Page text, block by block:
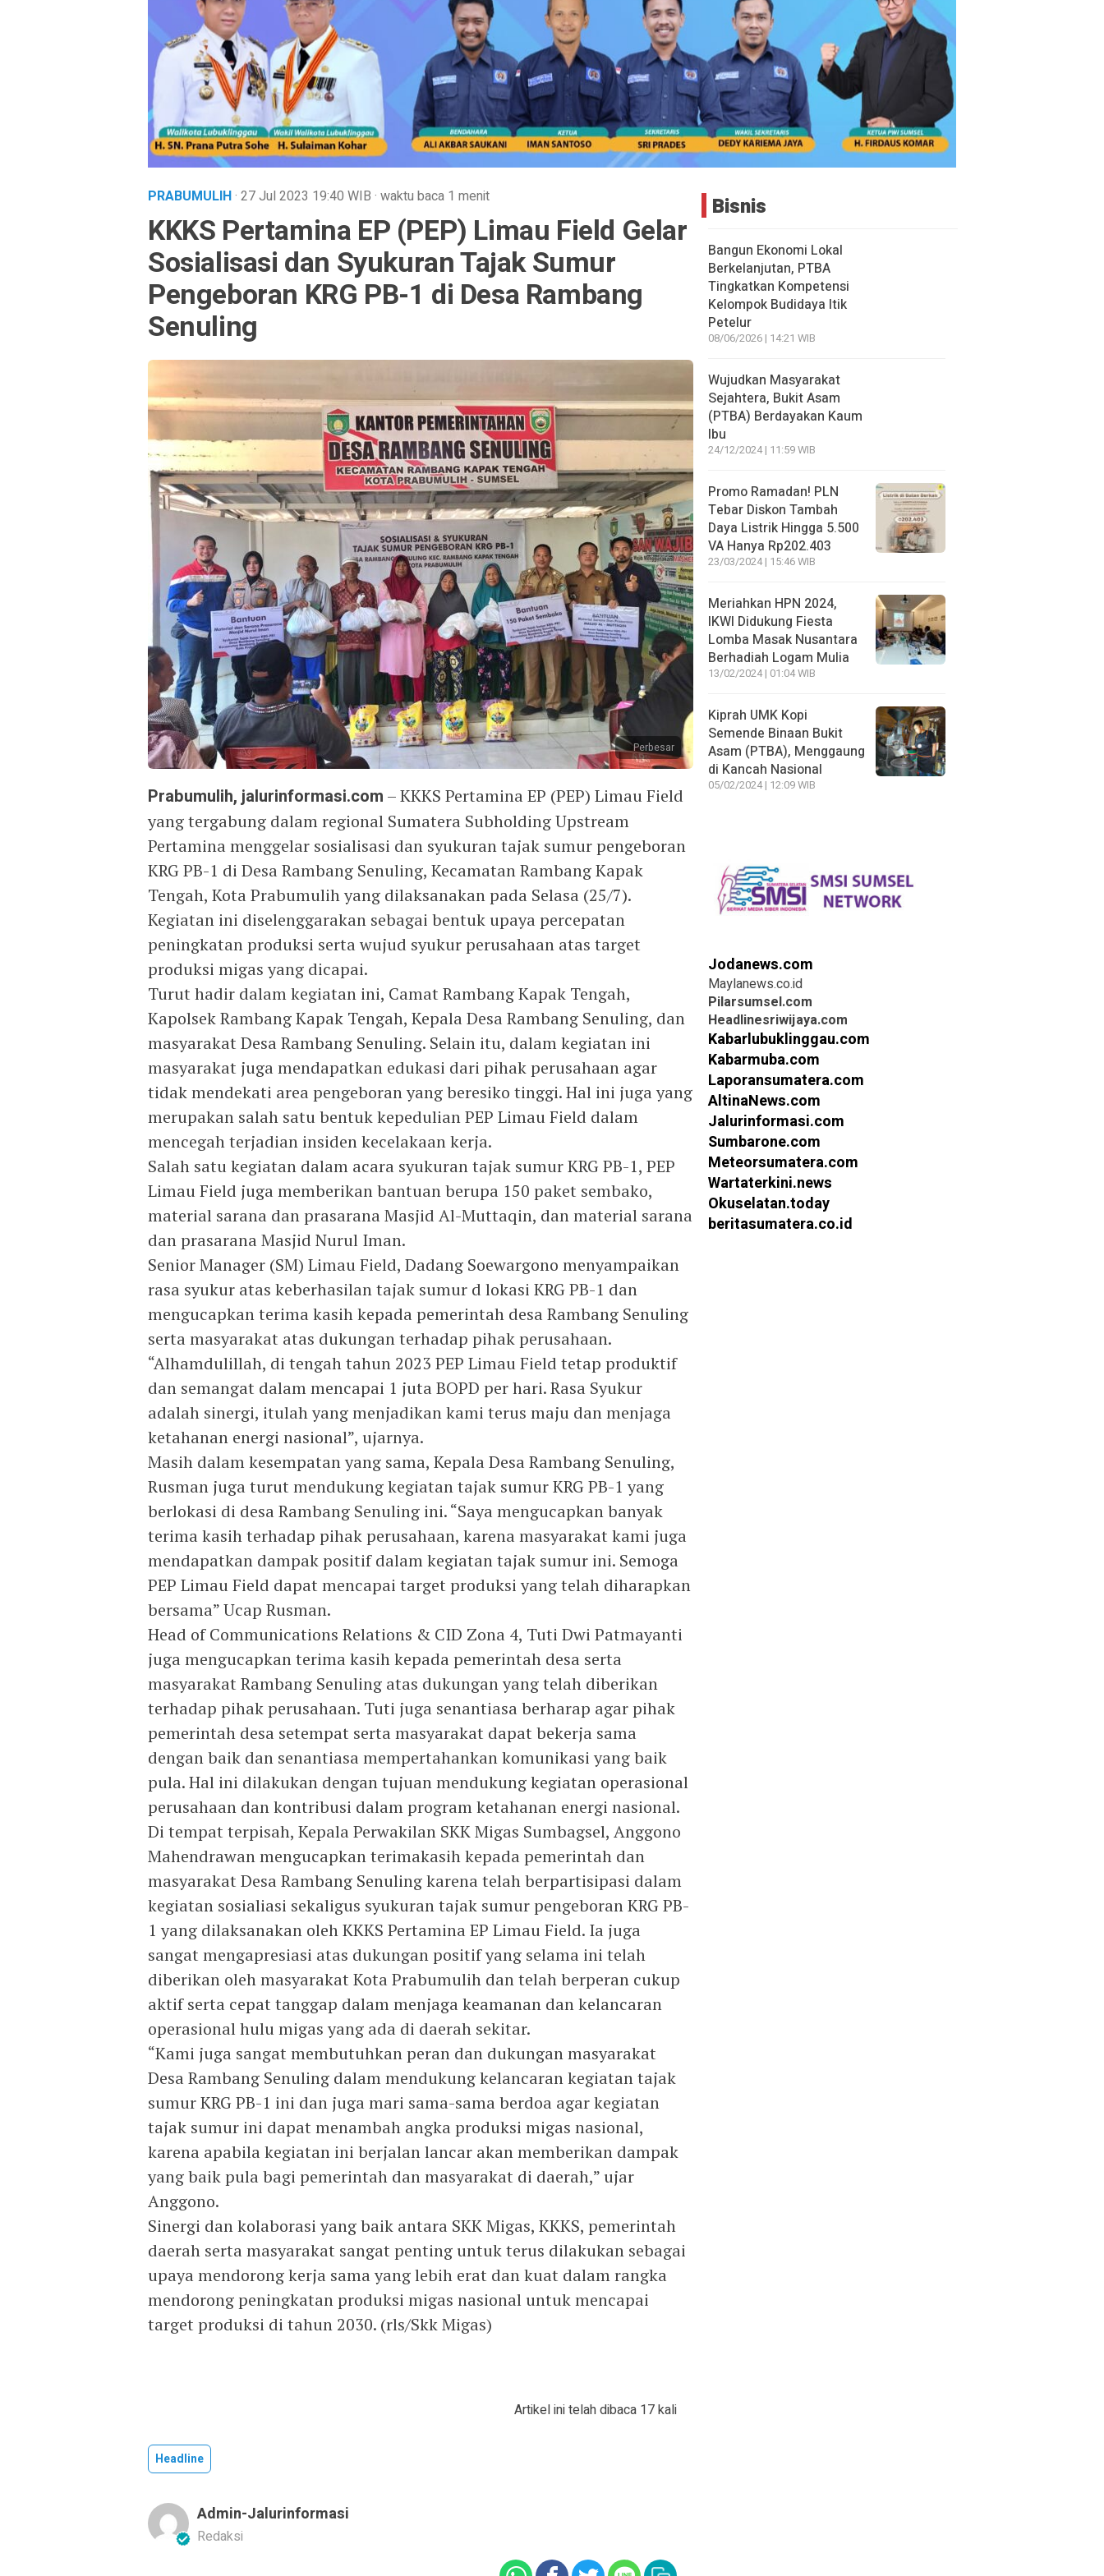
PRABUMULIH· 27 Jul 2023 19:40 WIB · waktu baca 1 menit
KKKS Pertamina EP (PEP) Limau Field Gelar
Sosialisasi dan Syukuran Tajak Sumur
Pengeboran KRG PB-1 di Desa Rambang
Senuling
Perbesar
Prabumulih, jalurinformasi.com – KKKS Pertamina EP (PEP) Limau Field
yang tergabung dalam regional Sumatera Subholding Upstream
Pertamina menggelar sosialisasi dan syukuran tajak sumur pengeboran
KRG PB-1 di Desa Rambang Senuling, Kecamatan Rambang Kapak
Tengah, Kota Prabumulih yang dilaksanakan pada Selasa (25/7).
Kegiatan ini diselenggarakan sebagai bentuk upaya percepatan
peningkatan produksi serta wujud syukur perusahaan atas target
produksi migas yang dicapai.
Turut hadir dalam kegiatan ini, Camat Rambang Kapak Tengah,
Kapolsek Rambang Kapak Tengah, Kepala Desa Rambang Senuling, dan
masyarakat Desa Rambang Senuling. Selain itu, dalam kegiatan ini
masyarakat juga mendapatkan edukasi dari pihak perusahaan agar
tidak mendekati area pengeboran yang beresiko tinggi. Hal ini juga yang
merupakan salah satu bentuk kepedulian PEP Limau Field dalam
mencegah terjadian insiden kecelakaan kerja.
Salah satu kegiatan dalam acara syukuran tajak sumur KRG PB-1, PEP
Limau Field juga memberikan bantuan berupa 150 paket sembako,
material sarana dan prasarana Masjid Al-Muttaqin, dan material sarana
dan prasarana Masjid Nurul Iman.
Senior Manager (SM) Limau Field, Dadang Soewargono menyampaikan
rasa syukur atas keberhasilan tajak sumur d lokasi KRG PB-1 dan
mengucapkan terima kasih kepada pemerintah desa Rambang Senuling
serta masyarakat atas dukungan terhadap pihak perusahaan.
“Alhamdulillah, di tengah tahun 2023 PEP Limau Field tetap produktif
dan semangat dalam mencapai 1 juta BOPD per hari. Rasa Syukur
adalah sinergi, itulah yang menjadikan kami terus maju dan menjaga
ketahanan energi nasional”, ujarnya.
Masih dalam kesempatan yang sama, Kepala Desa Rambang Senuling,
Rusman juga turut mendukung kegiatan tajak sumur KRG PB-1 yang
berlokasi di desa Rambang Senuling ini. “Saya mengucapkan banyak
terima kasih terhadap pihak perusahaan, karena masyarakat kami juga
mendapatkan dampak positif dalam kegiatan tajak sumur ini. Semoga
PEP Limau Field dapat mencapai target produksi yang telah diharapkan
bersama” Ucap Rusman.
Head of Communications Relations & CID Zona 4, Tuti Dwi Patmayanti
juga mengucapkan terima kasih kepada pemerintah desa serta
masyarakat Rambang Senuling atas dukungan yang telah diberikan
terhadap pihak perusahaan. Tuti juga senantiasa berharap agar pihak
pemerintah desa setempat serta masyarakat dapat bekerja sama
dengan baik dan senantiasa mempertahankan komunikasi yang baik
pula. Hal ini dilakukan dengan tujuan mendukung kegiatan operasional
perusahaan dan kontribusi dalam program ketahanan energi nasional.
Di tempat terpisah, Kepala Perwakilan SKK Migas Sumbagsel, Anggono
Mahendrawan mengucapkan terimakasih kepada pemerintah dan
masyarakat Desa Rambang Senuling karena telah berpartisipasi dalam
kegiatan sosialiasi sekaligus syukuran tajak sumur pengeboran KRG PB-
1 yang dilaksanakan oleh KKKS Pertamina EP Limau Field. Ia juga
sangat mengapresiasi atas dukungan positif yang selama ini telah
diberikan oleh masyarakat Kota Prabumulih dan telah berperan cukup
aktif serta cepat tanggap dalam menjaga keamanan dan kelancaran
operasional hulu migas yang ada di daerah sekitar.
“Kami juga sangat membutuhkan peran dan dukungan masyarakat
Desa Rambang Senuling dalam mendukung kelancaran kegiatan tajak
sumur KRG PB-1 ini dan juga mari sama-sama berdoa agar kegiatan
tajak sumur ini dapat menambah angka produksi migas nasional,
karena apabila kegiatan ini berjalan lancar akan memberikan dampak
yang baik pula bagi pemerintah dan masyarakat di daerah,” ujar
Anggono.
Sinergi dan kolaborasi yang baik antara SKK Migas, KKKS, pemerintah
daerah serta masyarakat sangat penting untuk terus dilakukan sebagai
upaya mendorong kerja sama yang lebih erat dan kuat dalam rangka
mendorong peningkatan produksi migas nasional untuk mencapai
target produksi di tahun 2030. (rls/Skk Migas)
Artikel ini telah dibaca 17 kali
Headline
Admin-Jalurinformasi
Redaksi
Bisnis
Bangun Ekonomi Lokal
Berkelanjutan, PTBA
Tingkatkan Kompetensi
Kelompok Budidaya Itik
Petelur
08/06/2026 | 14:21 WIB
Wujudkan Masyarakat
Sejahtera, Bukit Asam
(PTBA) Berdayakan Kaum
Ibu
24/12/2024 | 11:59 WIB
Promo Ramadan! PLN
Tebar Diskon Tambah
Daya Listrik Hingga 5.500
VA Hanya Rp202.403
23/03/2024 | 15:46 WIB
Meriahkan HPN 2024,
IKWI Didukung Fiesta
Lomba Masak Nusantara
Berhadiah Logam Mulia
13/02/2024 | 01:04 WIB
Kiprah UMK Kopi
Semende Binaan Bukit
Asam (PTBA), Menggaung
di Kancah Nasional
05/02/2024 | 12:09 WIB
Jodanews.com
Maylanews.co.id
Pilarsumsel.com
Headlinesriwijaya.com
Kabarlubuklinggau.com
Kabarmuba.com
Laporansumatera.com
AltinaNews.com
Jalurinformasi.com
Sumbarone.com
Meteorsumatera.com
Wartaterkini.news
Okuselatan.today
beritasumatera.co.id